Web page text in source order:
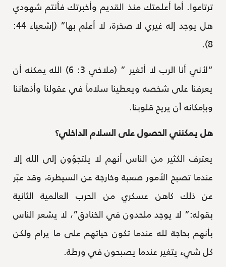
ترتاعوا. أما أعلمتك منذ القديم وأخبرتك فأنتم شهودي
هل يوجد إله غيري لا صخرة، لا أعلم بها” (إشعياء 44:
8).
“لأني أنا الرب لا أتغير ” (ملاخي 3: 6) الله يمكنه أن
يعرفنا على شخصه ويعطينا سلاماً في عقولنا وأذهاننا
وبإمكانه أن يريح قلوبنا.
هل يمكنني الحصول على السلام الداخلي؟
يعترف الكثير من الناس أنهم لا يلتجؤون إلى الله إلا
عندما تصبح الأمور صعبة وخارجة عن السيطرة، وقد عبّر
عن ذلك كاهن عسكري من الحرب العالمية الثانية
بقوله:” لا يوجد ملحدون في الخنادق”، لا يشعر الناس
بأنهم بحاجة لله عندما تكون حياتهم على ما يرام ولكن
كل شيء يتغير عندما يصبحون في ورطة.